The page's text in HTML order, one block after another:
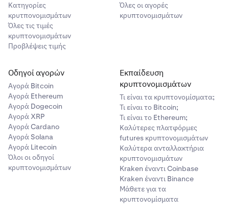
Κατηγορίες
κρυτπονομισμάτων
Όλες τις τιμές
κρυπτονομισμάτων
Προβλέψεις τιμής
Όλες οι αγορές
κρυπτονομισμάτων
Οδηγοί αγορών
Αγορά Bitcoin
Αγορά Ethereum
Αγορά Dogecoin
Αγορά XRP
Αγορά Cardano
Αγορά Solana
Αγορά Litecoin
Όλοι οι οδηγοί
κρυπτονομισμάτων
Εκπαίδευση
κρυπτονομισμάτων
Τι είναι τα κρυπτονομίσματα;
Τι είναι το Bitcoin;
Τι είναι το Ethereum;
Καλύτερες πλατφόρμες
futures κρυπτονομισμάτων
Καλύτερα ανταλλακτήρια
κρυπτονομισμάτων
Kraken έναντι Coinbase
Kraken έναντι Binance
Μάθετε για τα
κρυπτονομίσματα